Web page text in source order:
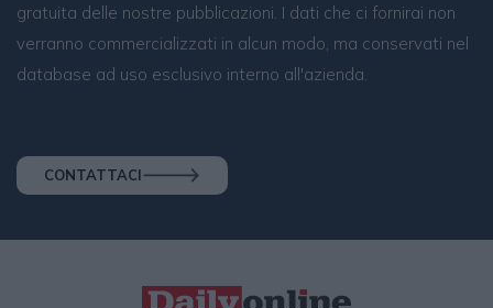
gratuita delle nostre pubblicazioni. I dati che ci fornirai non
verranno commercializzati in alcun modo, ma conservati nel
database ad uso esclusivo interno all'azienda.
CONTATTACI